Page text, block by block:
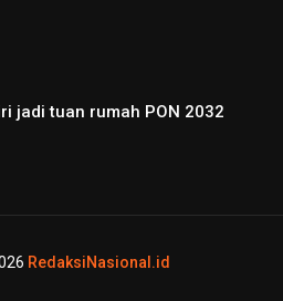
jadi tuan rumah PON 2032
RedaksiNasional.id